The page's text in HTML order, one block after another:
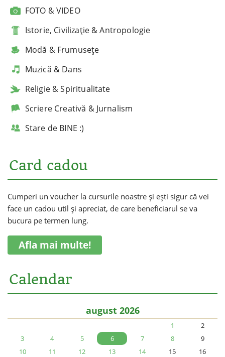
FOTO & VIDEO
Istorie, Civilizație & Antropologie
Modă & Frumusețe
Muzică & Dans
Religie & Spiritualitate
Scriere Creativă & Jurnalism
Stare de BINE :)
Card cadou
Cumperi un voucher la cursurile noastre și ești sigur că vei
face un cadou util și apreciat, de care beneficiarul se va
bucura pe termen lung.
Afla mai multe!
Calendar
august 2026
1
2
3
4 5 6 7 8
9
10
11 12 13 14 15
16